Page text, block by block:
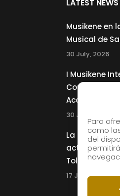
Para
como
del
LATEST NEWS
Musikene en
Musical de
30 July, 2026
I Musikene
Competition
Accordionists
30 July, 2026
La Musikene
actuará
Tolliver en el
17 July, 2026